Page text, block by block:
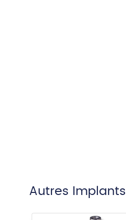
Autres Implants